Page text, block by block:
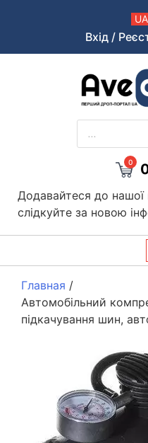
UA
Вхід /
Aveopt – оптова
PRODUCTS
SEARCH
0
Додавайтеся до нашої
слідкуйте за новою
Главная /
Автомобільний
підкачування шин,